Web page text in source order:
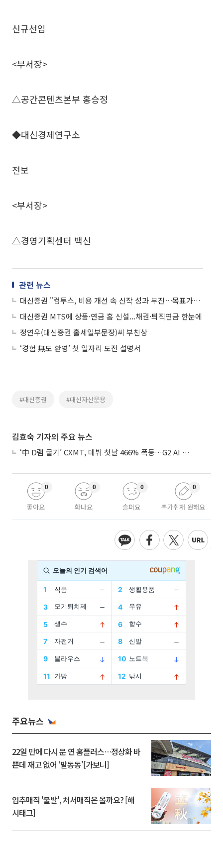
신규선임
<부서장>
△공간콘텐츠본부 홍승정
◆대신경제연구소
전보
<부서장>
△경영기획센터 백신
관련 뉴스
대신증권 "컴투스, 비용 개선 속 신작 성과 부진⋯목표가↓"
대신증권 MTS에 상품·연금 홈 신설...채권·퇴직연금 한눈에
정연우(대신증권 홀세일부문장)씨 부친상
‘경험 無도 환영’ 첫 일자리 도전 설명서
#대신증권 #대신자산운용
김효숙 기자의 주요 뉴스
‘中 D램 굴기’ CXMT, 데뷔 첫날 466% 폭등…G2 AI 패권 ‘쩐의 전쟁’
좋아요
0
화나요
0
슬퍼요
0
추가취재 원해요
0
주요뉴스
22일 만에 다시 문 연 홈플러스…정상화 바
쁜데 재고 없어 ‘발동동’[가보니]
입추매직 '불발', 처서매직은 올까요? [해
시태그]